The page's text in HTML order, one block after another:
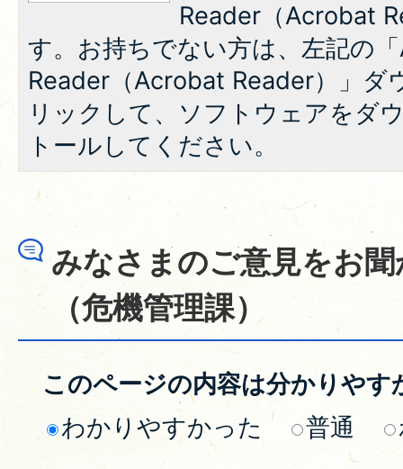
Reader（Acrobat
す。お持ちでない方は、左記の
Reader（Acrobat Reader）」ダ
リックして、ソフトウェアをダ
トールしてください。
みなさまのご意見をお
（危機管理課）
このページの内容は分かりやす
わかりやすかった
普通